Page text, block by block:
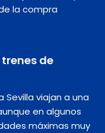
la compra
de
Sevilla viajan a una
en algunos
máximas muy